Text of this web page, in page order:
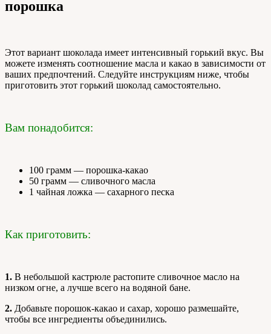
порошка
Этот вариант шоколада имеет интенсивный горький вкус. Вы
можете изменять соотношение масла и какао в зависимости от
ваших предпочтений. Следуйте инструкциям ниже, чтобы
приготовить этот горький шоколад самостоятельно.
Вам понадобится:
100 грамм — порошка-какао
50 грамм — сливочного масла
1 чайная ложка — сахарного песка
Как приготовить:
1. В небольшой кастрюле растопите сливочное масло на
низком огне, а лучше всего на водяной бане.
2. Добавьте порошок-какао и сахар, хорошо размешайте,
чтобы все ингредиенты объединились.